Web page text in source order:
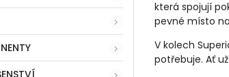
která spojují
pevné místo
V kolech
potřebuje. Ať